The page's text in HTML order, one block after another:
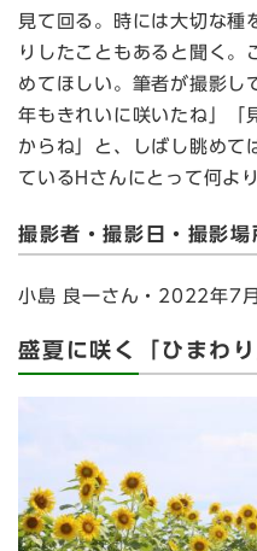
見て回る。時には大切な種
りしたこともあると聞く。
めてほしい。筆者が撮影し
年もきれいに咲いたね」「
からね」と、しばし眺めて
ているHさんにとって何よ
撮影者・撮影日・撮影場
小島 良一さん・2022年7
盛夏に咲く「ひまわり